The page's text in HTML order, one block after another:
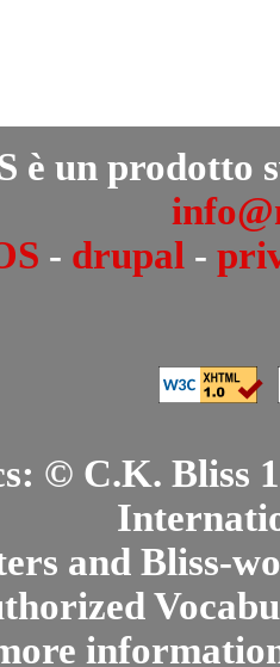
è un prodotto
- drupal -
© C.K. Bliss
and Bliss-